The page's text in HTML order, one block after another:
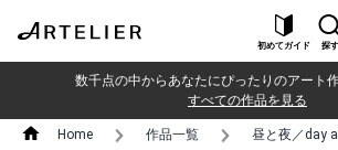
初めてガイド 探す
数千点の中からあなたにぴったりのアート
すべての作品を見る
Home 作品一覧 昼と夜／day